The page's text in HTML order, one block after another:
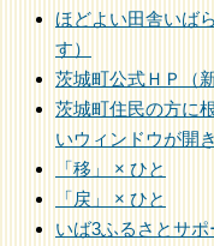
ほどよい田舎いば
す）
茨城町公式ＨＰ（
茨城町住民の方に
いウィンドウが開
「移」 × ひと
「戻」 × ひと
いば3ふるさとサ